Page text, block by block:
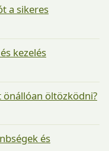
a sikeres
kezelés
öltözködni?
és